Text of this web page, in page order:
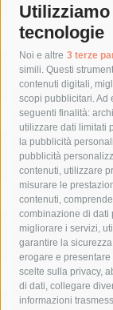
tecnologie
Noi e altre 3 terze
simili. Questi
contenuti digitali,
scopi pubblicitari. Ad
seguenti finalità:
utilizzare dati limitati
la pubblicità
pubblicità
contenuti, utilizzare
misurare le
contenuti,
combinazione di dati
migliorare i servizi,
garantire la
erogare e
scelte sulla privacy,
di dati, collegare
informazioni
Tag
acqua allerta
area marina
Asl Napoli 3 sud
castellammare di
comune di
costiera
fondazione
lavori
lorenzo
massimo coppola